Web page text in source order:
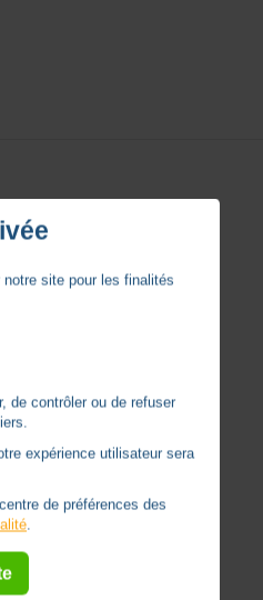
site pour les finalités
de contrôler ou de refuser
expérience utilisateur sera
de préférences des
.